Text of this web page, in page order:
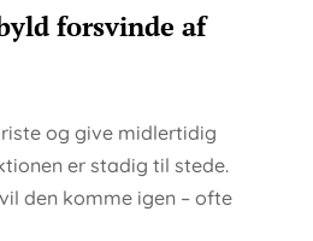
forsvinde af
og give midlertidig
er stadig til stede.
den komme igen – ofte